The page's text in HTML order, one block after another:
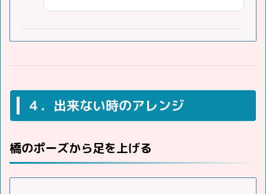
４．出来ない時のアレンジ
橋のポーズから足を上げる